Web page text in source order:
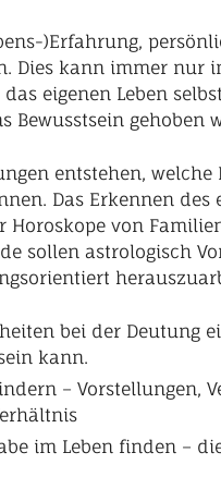
)Erfahrung,
Dies kann immer nur
eigenen Leben
Bewusstsein gehoben
entstehen,
Das Erkennen
Horoskope von
sollen astrologisch
bei der Deutung
kann.
– Vorstellungen,
im Leben finden –